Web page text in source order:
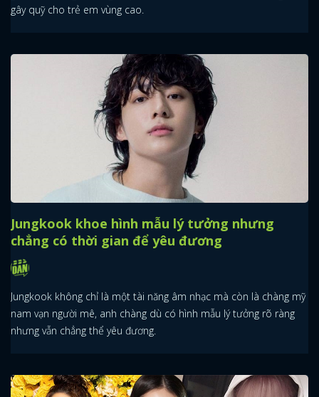
gây quỹ cho trẻ em vùng cao.
Jungkook khoe hình mẫu lý tưởng nhưng
chẳng có thời gian để yêu đương
Jungkook không chỉ là một tài năng âm nhạc mà còn là chàng mỹ
nam vạn người mê, anh chàng dù có hình mẫu lý tưởng rõ ràng
nhưng vẫn chẳng thể yêu đương.